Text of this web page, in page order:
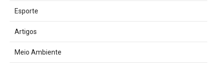
Esporte
Artigos
Meio Ambiente